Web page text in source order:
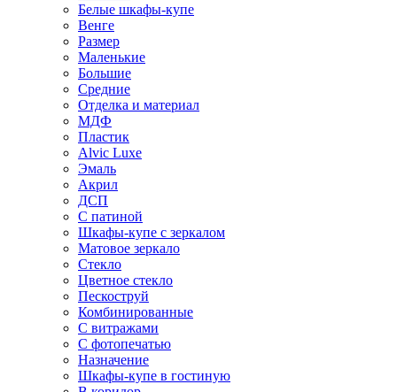
Белые шкафы-купе
Венге
Размер
Маленькие
Большие
Средние
Отделка и материал
МДФ
Пластик
Alvic Luxe
Эмаль
Акрил
ДСП
С патиной
Шкафы-купе с зеркалом
Матовое зеркало
Стекло
Цветное стекло
Пескоструй
Комбинированные
С витражами
С фотопечатью
Назначение
Шкафы-купе в гостиную